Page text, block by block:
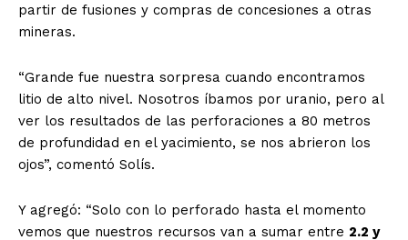
partir de fusiones y compras de concesiones a otras
mineras.
“Grande fue nuestra sorpresa cuando encontramos
litio de alto nivel. Nosotros íbamos por uranio, pero al
ver los resultados de las perforaciones a 80 metros
de profundidad en el yacimiento, se nos abrieron los
ojos”, comentó Solís.
Y agregó: “Solo con lo perforado hasta el momento
vemos que nuestros recursos van a sumar entre 2.2 y